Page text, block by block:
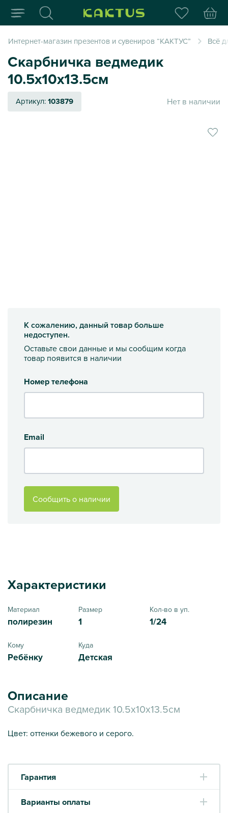
Интернет-магазин
Интернет-магазин презентов и сувениров “КАКТУС” Всё
Скарбничка ведмедик
10.5х10х13.5см
Артикул:103879 Нет в наличии
К сожалению, данный товар больше
недоступен.
Оставьте свои данные и мы сообщим когда
товар появится в наличии
Номер телефона
Email
Сообщить о наличии
Характеристики
Материал
полирезин
Размер
1
Кол-во в уп.
1/24
Кому
Ребёнку
Куда
Детская
Описание
Скарбничка ведмедик 10.5х10х13.5см
Цвет: оттенки бежевого и серого.
Гарантия
Варианты оплаты